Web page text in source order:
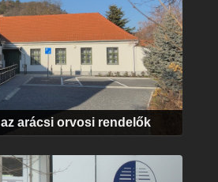
arácsi orvosi rendelők